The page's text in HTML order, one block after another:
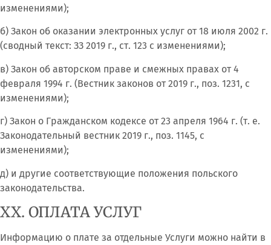
изменениями);
б) Закон об оказании электронных услуг от 18 июля 2002 г.
(сводный текст: ЗЗ 2019 г., ст. 123 с изменениями);
в) Закон об авторском праве и смежных правах от 4
февраля 1994 г. (Вестник законов от 2019 г., поз. 1231, с
изменениями);
г) Закон о Гражданском кодексе от 23 апреля 1964 г. (т. е.
Законодательный вестник 2019 г., поз. 1145, с
изменениями);
д) и другие соответствующие положения польского
законодательства.
ХХ. ОПЛАТА УСЛУГ
Информацию о плате за отдельные Услуги можно найти в